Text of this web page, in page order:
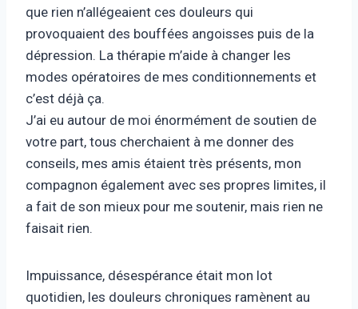
que rien n’allégeaient ces douleurs qui
provoquaient des bouffées angoisses puis de la
dépression. La thérapie m’aide à changer les
modes opératoires de mes conditionnements et
c’est déjà ça.
J’ai eu autour de moi énormément de soutien de
votre part, tous cherchaient à me donner des
conseils, mes amis étaient très présents, mon
compagnon également avec ses propres limites, il
a fait de son mieux pour me soutenir, mais rien ne
faisait rien.
Impuissance, désespérance était mon lot
quotidien, les douleurs chroniques ramènent au